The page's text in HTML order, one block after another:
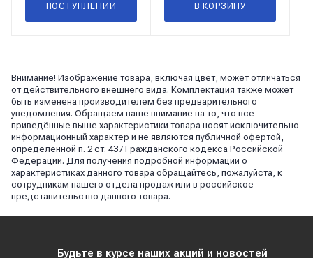
ПОСТУПЛЕНИИ
В КОРЗИНУ
Внимание! Изображение товара, включая цвет, может отличаться
от действительного внешнего вида. Комплектация также может
быть изменена производителем без предварительного
уведомления. Обращаем ваше внимание на то, что все
приведённые выше характеристики товара носят исключительно
информационный характер и не являются публичной офертой,
определённой п. 2 ст. 437 Гражданского кодекса Российской
Федерации. Для получения подробной информации о
характеристиках данного товара обращайтесь, пожалуйста, к
сотрудникам нашего отдела продаж или в российское
представительство данного товара.
Будьте в курсе наших акций и новостей